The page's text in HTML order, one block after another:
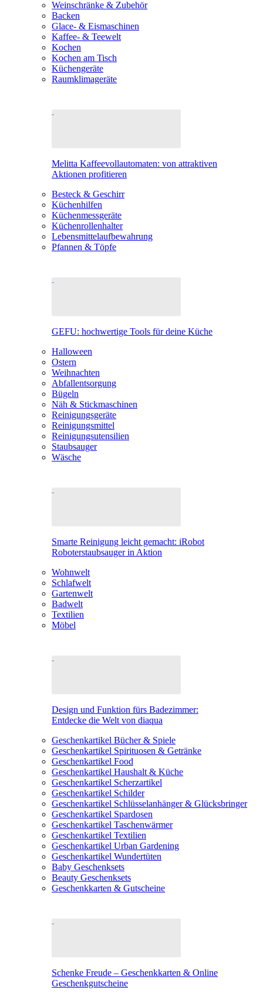
Weinschränke & Zubehör
Backen
Glace- & Eismaschinen
Kaffee- & Teewelt
Kochen
Kochen am Tisch
Küchengeräte
Raumklimageräte
Melitta Kaffeevollautomaten: von attraktiven
Aktionen profitieren
Besteck & Geschirr
Küchenhilfen
Küchenmessgeräte
Küchenrollenhalter
Lebensmittelaufbewahrung
Pfannen & Töpfe
GEFU: hochwertige Tools für deine Küche
Halloween
Ostern
Weihnachten
Abfallentsorgung
Bügeln
Näh & Stickmaschinen
Reinigungsgeräte
Reinigungsmittel
Reinigungsutensilien
Staubsauger
Wäsche
Smarte Reinigung leicht gemacht: iRobot
Roboterstaubsauger in Aktion
Wohnwelt
Schlafwelt
Gartenwelt
Badwelt
Textilien
Möbel
Design und Funktion fürs Badezimmer:
Entdecke die Welt von diaqua
Geschenkartikel Bücher & Spiele
Geschenkartikel Spirituosen & Getränke
Geschenkartikel Food
Geschenkartikel Haushalt & Küche
Geschenkartikel Scherzartikel
Geschenkartikel Schilder
Geschenkartikel Schlüsselanhänger & Glücksbringer
Geschenkartikel Spardosen
Geschenkartikel Taschenwärmer
Geschenkartikel Textilien
Geschenkartikel Urban Gardening
Geschenkartikel Wundertüten
Baby Geschenksets
Beauty Geschenksets
Geschenkkarten & Gutscheine
Schenke Freude – Geschenkkarten & Online
Geschenkgutscheine